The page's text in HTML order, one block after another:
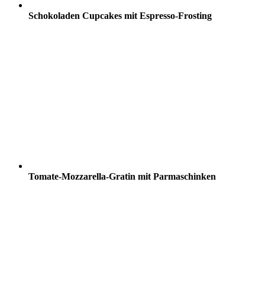
Schokoladen Cupcakes mit Espresso-Frosting
Tomate-Mozzarella-Gratin mit Parmaschinken